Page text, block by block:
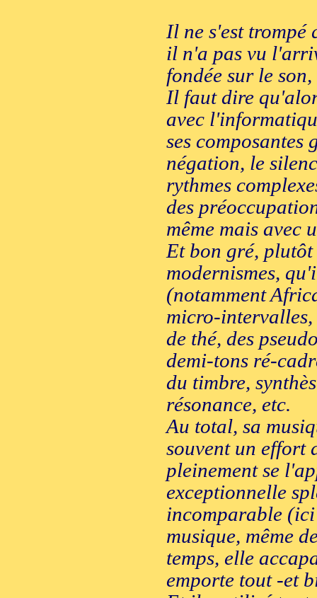
Il ne s'est
il n'a pas vu
fondée sur le
Il faut dire
avec
ses
négation, le
rythmes
des
même mais avec
Et bon gré,
modernismes,
(notamment
micro-intervalles,
de thé, des
demi-tons ré-
du timbre,
résonance, etc.
Au total, sa
souvent un effort
pleinement se
exceptionnelle
incomparable
musique, même
temps, elle
emporte tout -et